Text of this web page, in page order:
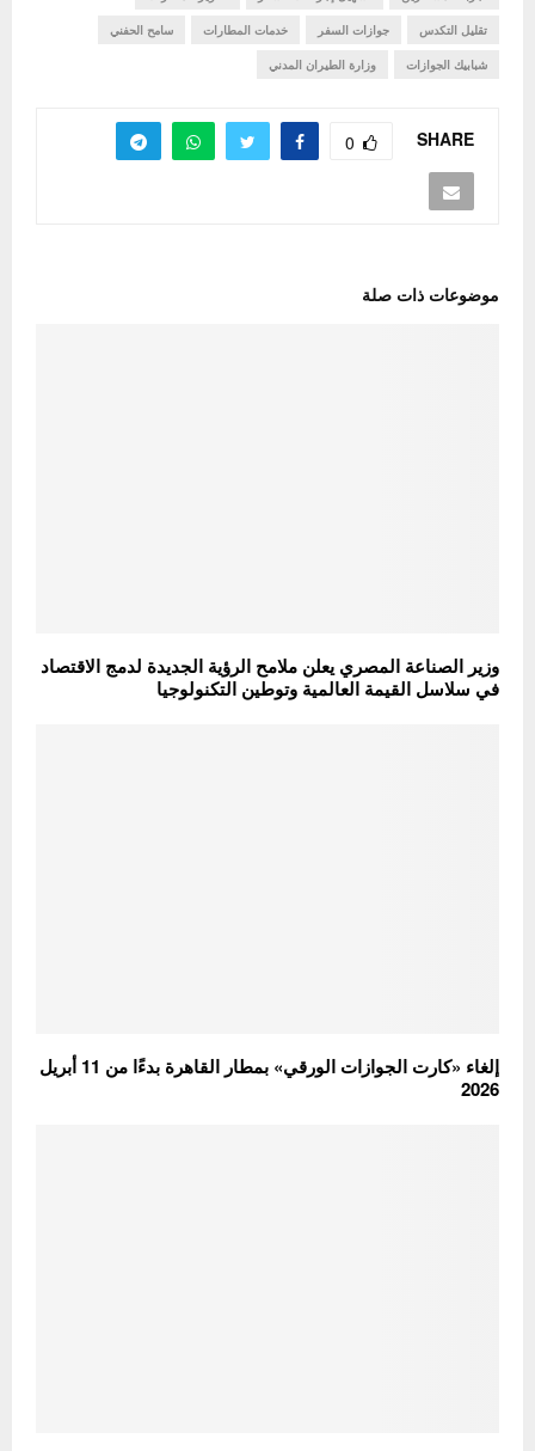
تقليل التكدس جوازات السفر خدمات المطارات سامح الحفني
شبابيك الجوازات وزارة الطيران المدني
SHARE
0
موضوعات ذات صلة
وزير الصناعة المصري يعلن ملامح الرؤية الجديدة لدمج الاقتصاد
في سلاسل القيمة العالمية وتوطين التكنولوجيا
إلغاء «كارت الجوازات الورقي» بمطار القاهرة بدءًا من 11 أبريل
2026